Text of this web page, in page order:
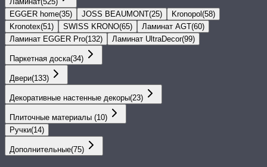
EGGER home(35) JOSS BEAUMONT(25) Kronopol (58)
Kronotex(51) SWISS KRONO(65) Ламинат AGT(60)
Ламинат EGGER Pro(132) Ламинат UltraDecor(99)
Паркетная доска(34)
Двери(133)
Декоративные настенные декоры(23)
Плиточные материалы (10)
Ручки(14)
Дополнительные(75)